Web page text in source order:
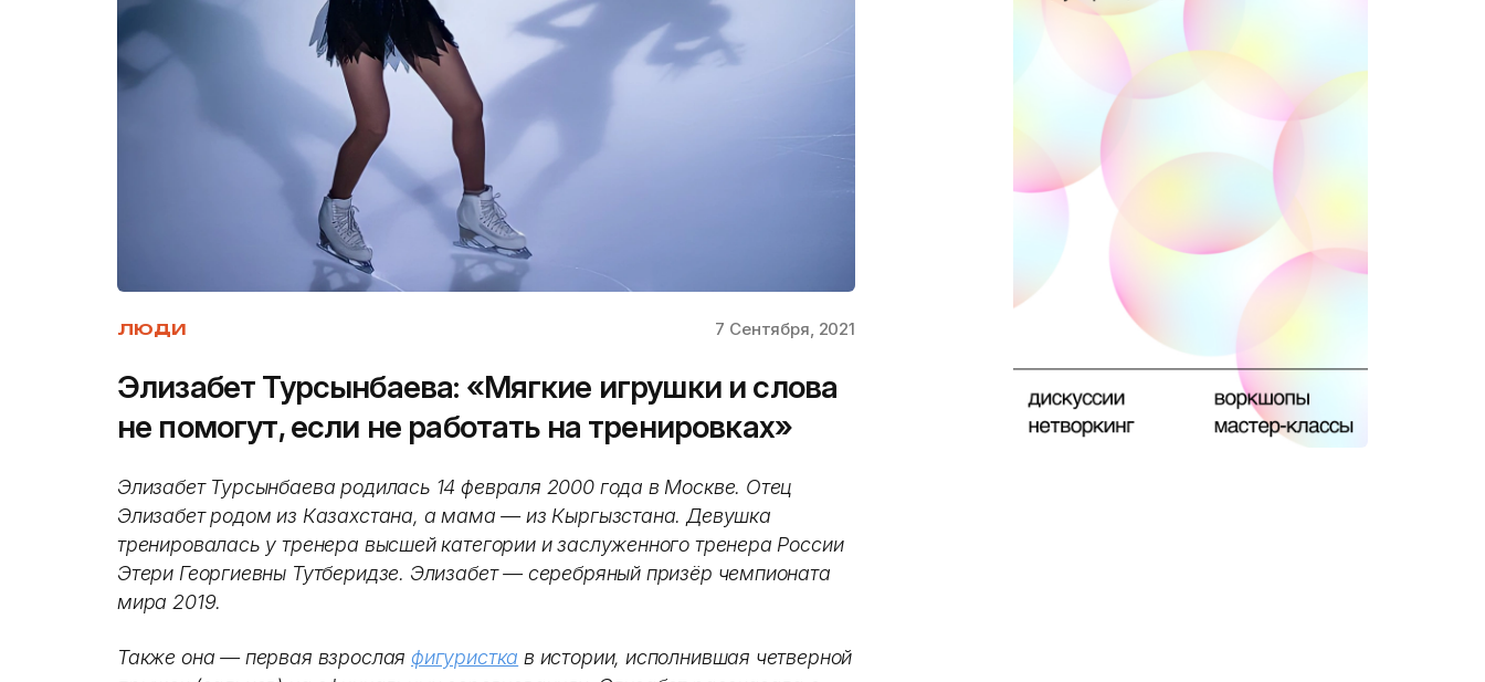
ЛЮДИ 7 Сентября, 2021
Элизабет Турсынбаева: «Мягкие игрушки и слова
не помогут, если не работать на тренировках»
Элизабет Турсынбаева родилась 14 февраля 2000 года в Москве. Отец
Элизабет родом из Казахстана, а мама — из Кыргызстана. Девушка
тренировалась у тренера высшей категории и заслуженного тренера России
Этери Георгиевны Тутберидзе. Элизабет — серебряный призёр чемпионата
мира 2019.
Также она — первая взрослая фигуристка в истории, исполнившая четверной